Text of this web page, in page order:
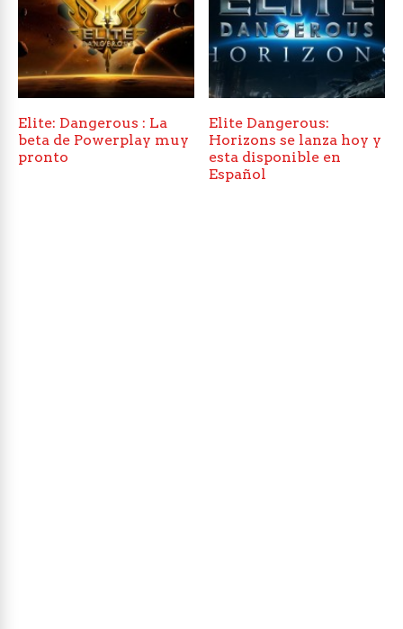
Elite: Dangerous : La
beta de Powerplay muy
pronto
Elite Dangerous:
Horizons se lanza hoy y
esta disponible en
Español